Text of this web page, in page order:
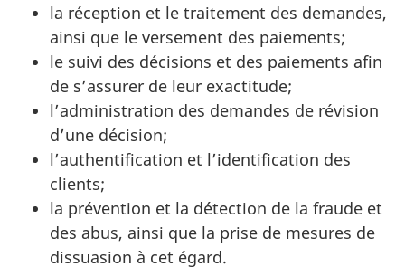
la réception et le traitement des demandes,
ainsi que le versement des paiements;
le suivi des décisions et des paiements afin
de s’assurer de leur exactitude;
l’administration des demandes de révision
d’une décision;
l’authentification et l’identification des
clients;
la prévention et la détection de la fraude et
des abus, ainsi que la prise de mesures de
dissuasion à cet égard.